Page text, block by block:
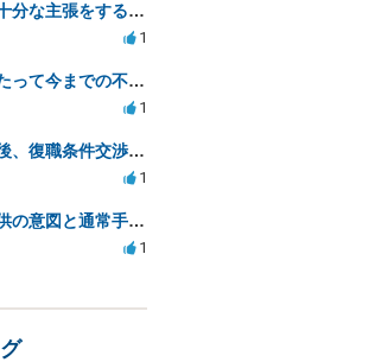
弁護士が裁判中に不十分な主張をすることの影響について
1
現職を退職するにあたって今までの不法な部分の慰謝料等は請求できるのか。
1
地位確認訴訟の勝訴後、復職条件交渉と嫌がらせ対策について
1
裁判官の反論機会提供の意図と通常手続きの違いは？
1